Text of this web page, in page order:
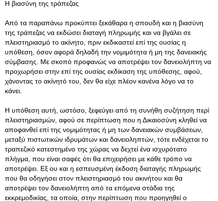
Η βιασύνη της τράπεζας
Από τα παραπάνω προκύπτει ξεκάθαρα η σπουδή και η βιασύνη
της τράπεζας να εκδώσει διαταγή πληρωμής και να βγάλει σε
πλειστηριασμό το ακίνητο, πριν εκδικαστεί επί της ουσίας η
υπόθεση, όσον αφορά δηλαδή την νομιμότητα ή μη της δανειακής
σύμβασης. Με σκοπό προφανώς να αποτρέψει τον δανειολήπτη να
προχωρήσει στην επί της ουσίας εκδίκαση της υπόθεσης, αφού,
χάνοντας το ακίνητό του, δεν θα είχε πλέον κανένα λόγο να το
κάνει.
Η υπόθεση αυτή, ωστόσο, ξεφεύγει από τη συνήθη συζήτηση περί
πλειστηριασμών, αφού σε περίπτωση που η Δικαιοσύνη κληθεί να
αποφανθεί επί της νομιμότητας ή μη των δανειακών συμβάσεων,
μεταξύ πιστωτικών ιδρυμάτων και δανειοληπτών, τότε ενδέχεται το
τραπεζικό κατεστημένο της χώρας να δεχτεί ένα ισχυρότατο
πλήγμα, που είναι σαφές ότι θα επιχειρήσει με κάθε τρόπο να
αποτρέψει. Εξ ου και η εσπευσμένη έκδοση διαταγής πληρωμής
που θα οδηγήσει στον πλειστηριασμό του ακινήτου και θα
αποτρέψει τον δανειολήπτη από τα επόμενα στάδια της
εκκρεμοδικίας, τα οποία, στην περίπτωση που προηγηθεί ο